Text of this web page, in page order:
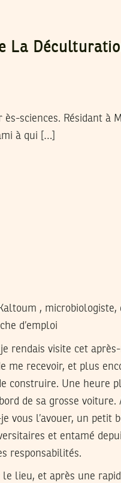
La
sciences. Résidant à
à qui […]
,
d’emploi
je rendais visite cet
me recevoir, et plus
construire. Une
de sa grosse
je vous l’avouer, un
et entamé
responsabilités.
lieu, et après une